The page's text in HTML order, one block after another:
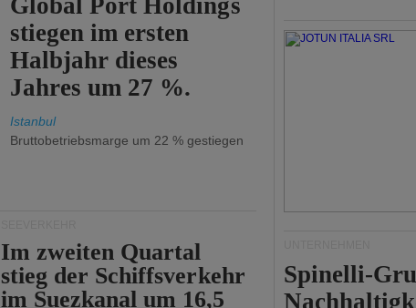
Global Port Holdings
stiegen im ersten
Halbjahr dieses
Jahres um 27 %.
Istanbul
Bruttobetriebsmarge um 22 % gestiegen
Im zweiten Quartal
stieg der Schiffsverkehr
im Suezkanal um 16,5
Spinelli-